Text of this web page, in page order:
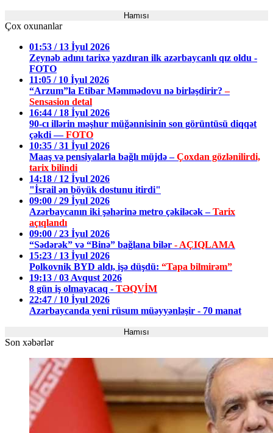
Hamısı
Çox oxunanlar
01:53 / 13 İyul 2026
Zeynəb adını tarixə yazdıran ilk azərbaycanlı qız oldu -
FOTO
11:05 / 10 İyul 2026
“Arzum”la Etibar Məmmədovu nə birləşdirir?–
Sensasion detal
16:44 / 18 İyul 2026
90-cı illərin məşhur müğənnisinin son görüntüsü diqqət
çəkdi —FOTO
10:35 / 31 İyul 2026
Maaş və pensiyalarla bağlı müjdə –Çoxdan gözlənilirdi,
tarix bilindi
14:18 / 12 İyul 2026
"İsrail ən böyük dostunu itirdi"
09:00 / 29 İyul 2026
Azərbaycanın iki şəhərinə metro çəkiləcək –Tarix
açıqlandı
09:00 / 23 İyul 2026
“Sədərək” və “Binə” bağlana bilər - AÇIQLAMA
15:23 / 13 İyul 2026
Polkovnik BYD aldı, işə düşdü: “Tapa bilmirəm”
19:13 / 03 Avqust 2026
8 gün iş olmayacaq - TƏQVİM
22:47 / 10 İyul 2026
Azərbaycanda yeni rüsum müəyyənləşir - 70 manat
Hamısı
Son xəbərlər